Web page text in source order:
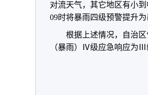
对流天气，其它地区有小
09时将暴雨四级预警提升为
根据上述情况，自治
（暴雨）Ⅳ级应急响应为Ⅲ